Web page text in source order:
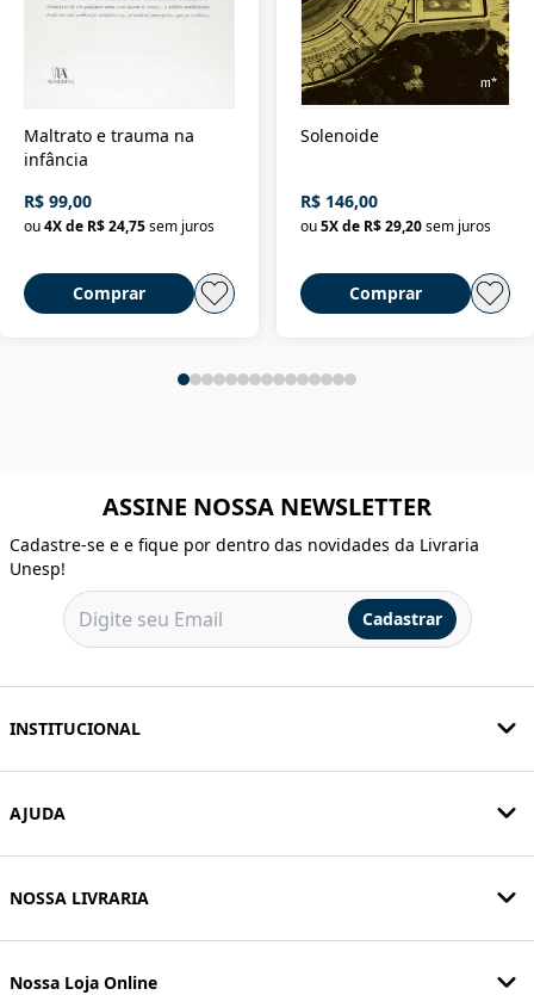
Maltrato e trauma na
infância
R$ 99,00
ou4X de R$ 24,75sem juros
Comprar
Solenoide
R$ 146,00
ou 5X de R$ 29,20 sem juros
Comprar
ASSINE NOSSA NEWSLETTER
Cadastre-se e e fique por dentro das novidades da Livraria
Unesp!
Cadastrar
INSTITUCIONAL
AJUDA
NOSSA LIVRARIA
Nossa Loja Online